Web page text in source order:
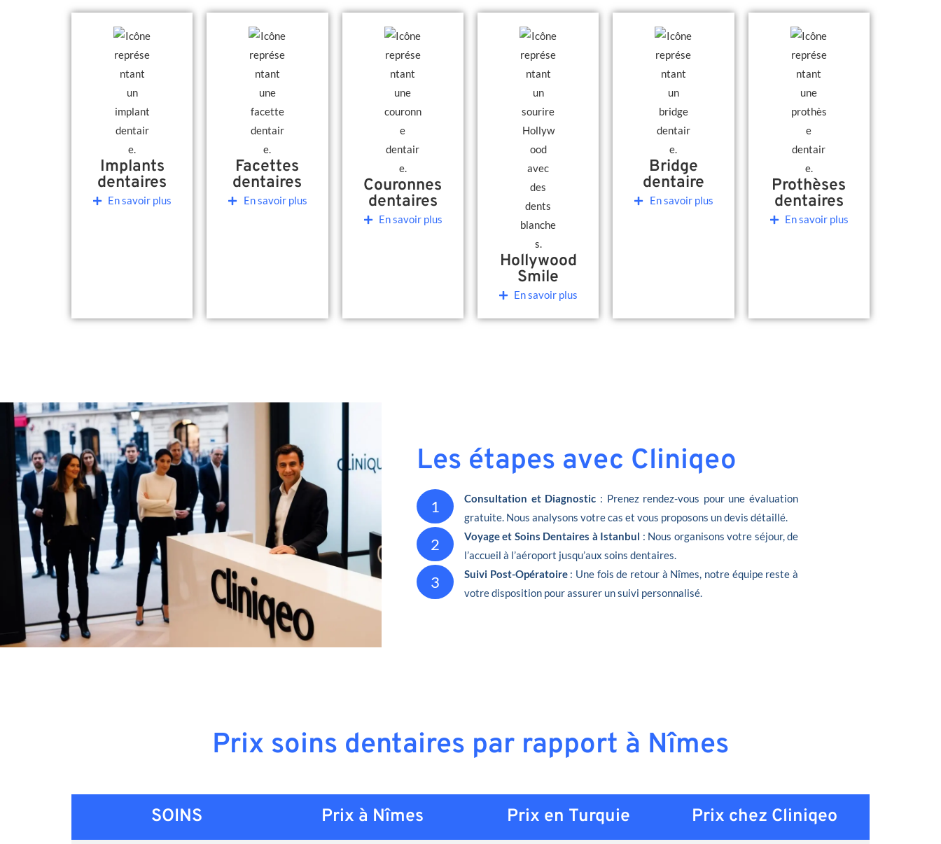
Implants
dentaires
En savoir plus
Facettes
dentaires
En savoir plus
Couronnes
dentaires
En savoir plus
Hollywood
Smile
En savoir plus
Bridge
dentaire
En savoir plus
Prothèses
dentaires
En savoir plus
Les étapes avec Cliniqeo
1 Consultation et Diagnostic : Prenez rendez-vous pour une évaluation
gratuite. Nous analysons votre cas et vous proposons un devis détaillé.
2 Voyage et Soins Dentaires à Istanbul : Nous organisons votre séjour, de
l’accueil à l’aéroport jusqu’aux soins dentaires.
3 Suivi Post-Opératoire : Une fois de retour à Nîmes, notre équipe reste à
votre disposition pour assurer un suivi personnalisé.
Prix soins dentaires par rapport à Nîmes
SOINS Prix à Nîmes Prix en Turquie Prix chez Cliniqeo